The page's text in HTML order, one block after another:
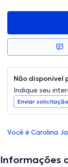
Não disponível
Indique seu
Enviar solicitação
Você é Carolina
Informações